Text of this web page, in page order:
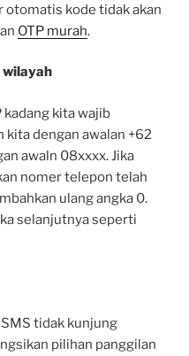
otomatis kode tidak akan
OTP murah.
wilayah
kadang kita wajib
dengan awalan +62
awaln 08xxxx. Jika
nomer telepon telah
ulang angka 0.
selanjutnya seperti
tidak kunjung
pilihan panggilan